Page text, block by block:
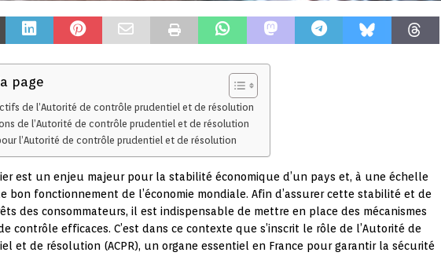
page
de l’Autorité de contrôle prudentiel et de résolution
de l’Autorité de contrôle prudentiel et de résolution
l’Autorité de contrôle prudentiel et de résolution
est un enjeu majeur pour la stabilité économique d’un pays et, à une échelle
bon fonctionnement de l’économie mondiale. Afin d’assurer cette stabilité et de
des consommateurs, il est indispensable de mettre en place des mécanismes
contrôle efficaces. C’est dans ce contexte que s’inscrit le rôle de l’Autorité de
et de résolution (ACPR), un organe essentiel en France pour garantir la sécurité